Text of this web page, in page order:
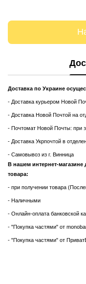
Доставка по Украине
- Доставка курьером Новой
- Доставка Новой Почтой на
- Почтомат Новой Почты: при
- Доставка Укрпочтой в
- Самовывоз из г. Винница
В нашем интернет-
товара:
- при получении товара
- Наличными
- Онлайн-оплата банковской
- "Покупка частями" от
- "Покупка частями" от